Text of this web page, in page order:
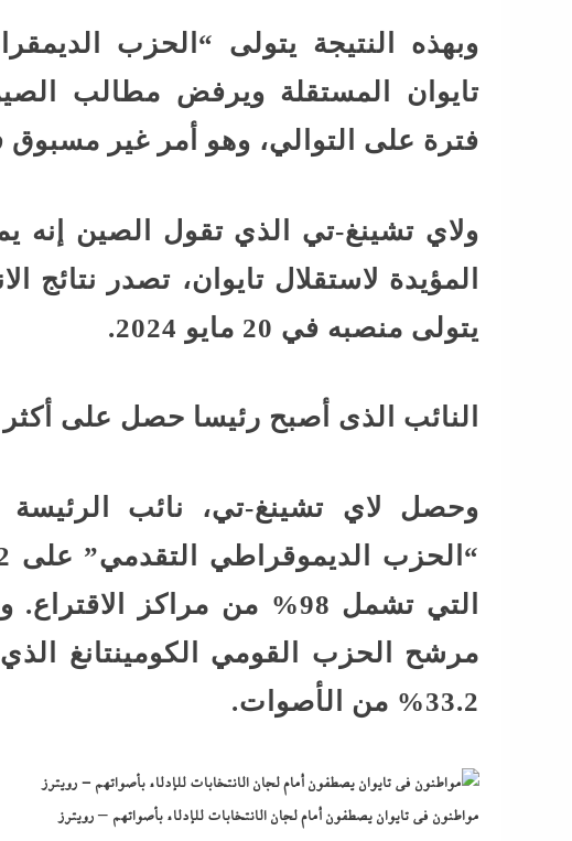
وبهذه النتيجة يتولى “الحزب
تايوان المستقلة ويرفض مطالب
فترة على التوالي، وهو أمر غير مسبوق
ولاي تشينغ-تي الذي تقول الصين
المؤيدة لاستقلال تايوان، تصدر نتائج
يتولى منصبه في 20 مايو 2024.
النائب الذى أصبح رئيسا حصل على أكثر من
وحصل لاي تشينغ-تي، نائب الرئيسة
التي تشمل 98% من مراكز
مرشح الحزب القومي الكومينتانغ
33.2% من الأصوات.
مواطنون في تايوان يصطفون أمام لجان الانتخابات للإدلاء بأصواتهم – رويترز